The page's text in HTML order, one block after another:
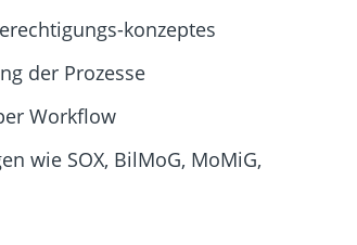
konzeptes
der Prozesse
Workflow
wie SOX, BilMoG, MoMiG,